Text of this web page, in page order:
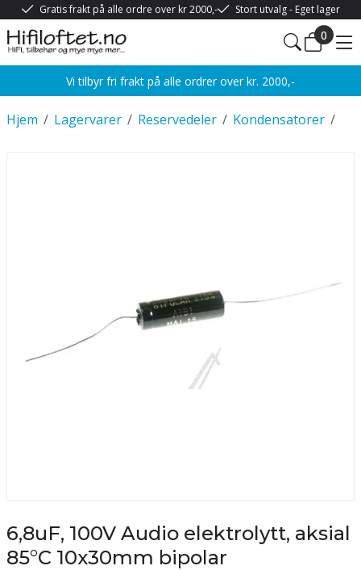
Gratis frakt på alle ordre over kr 2000,- Stort utvalg - Eget lager
0
Vi tilbyr fri frakt på alle ordrer over kr. 2000,-
/
Hjem /
Lagervarer /
Reservedeler /
Kondensatorer
6,8uF, 100V Audio elektrolytt, aksial
85°C 10x30mm bipolar